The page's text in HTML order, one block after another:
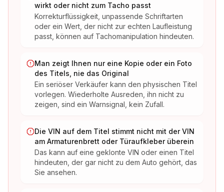
wirkt oder nicht zum Tacho passt
Korrekturflüssigkeit, unpassende Schriftarten
oder ein Wert, der nicht zur echten Laufleistung
passt, können auf Tachomanipulation hindeuten.
Man zeigt Ihnen nur eine Kopie oder ein Foto
des Titels, nie das Original
Ein seriöser Verkäufer kann den physischen Titel
vorlegen. Wiederholte Ausreden, ihn nicht zu
zeigen, sind ein Warnsignal, kein Zufall.
Die VIN auf dem Titel stimmt nicht mit der VIN
am Armaturenbrett oder Türaufkleber überein
Das kann auf eine geklonte VIN oder einen Titel
hindeuten, der gar nicht zu dem Auto gehört, das
Sie ansehen.